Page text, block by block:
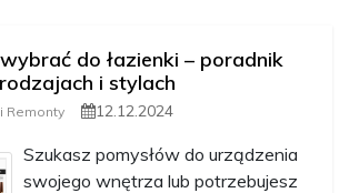
do łazienki – poradnik
i stylach
Remonty 12.12.2024
Szukasz pomysłów do urządzenia
swojego wnętrza lub potrzebujesz